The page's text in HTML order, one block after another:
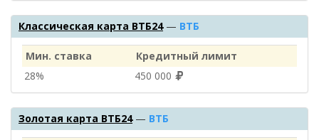
Классическая карта ВТБ24— ВТБ
Мин. ставка
Кредитный лимит
28%
450 000
Золотая карта ВТБ24— ВТБ